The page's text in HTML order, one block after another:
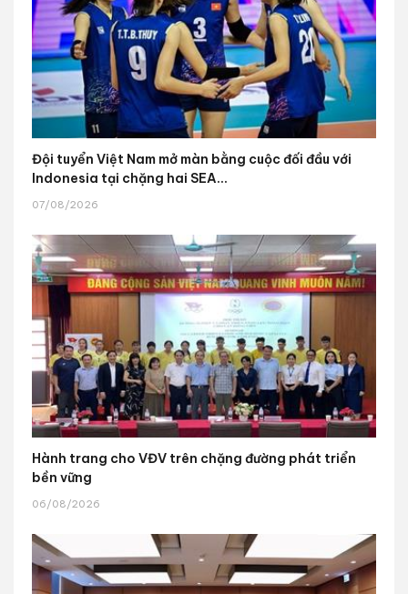
Đội tuyển Việt Nam mở màn bằng cuộc đối đầu với
Indonesia tại chặng hai SEA...
07/08/2026
Hành trang cho VĐV trên chặng đường phát triển
bền vững
06/08/2026